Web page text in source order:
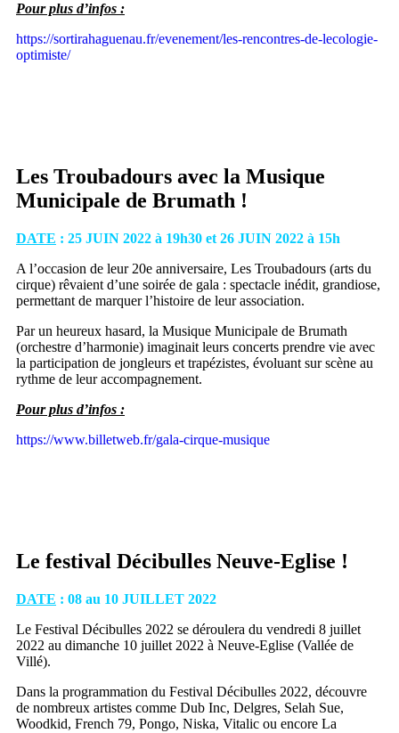
Pour plus d’infos :
https://sortirahaguenau.fr/evenement/les-rencontres-de-lecologie-
optimiste/
Les Troubadours avec la Musique
Municipale de Brumath !
DATE : 25 JUIN 2022 à 19h30 et 26 JUIN 2022 à 15h
A l’occasion de leur 20e anniversaire, Les Troubadours (arts du
cirque) rêvaient d’une soirée de gala : spectacle inédit, grandiose,
permettant de marquer l’histoire de leur association.
Par un heureux hasard, la Musique Municipale de Brumath
(orchestre d’harmonie) imaginait leurs concerts prendre vie avec
la participation de jongleurs et trapézistes, évoluant sur scène au
rythme de leur accompagnement.
Pour plus d’infos :
https://www.billetweb.fr/gala-cirque-musique
Le festival Décibulles Neuve-Eglise !
DATE : 08 au 10 JUILLET 2022
Le Festival Décibulles 2022 se déroulera du vendredi 8 juillet
2022 au dimanche 10 juillet 2022 à Neuve-Eglise (Vallée de
Villé).
Dans la programmation du Festival Décibulles 2022, découvre
de nombreux artistes comme Dub Inc, Delgres, Selah Sue,
Woodkid, French 79, Pongo, Niska, Vitalic ou encore La